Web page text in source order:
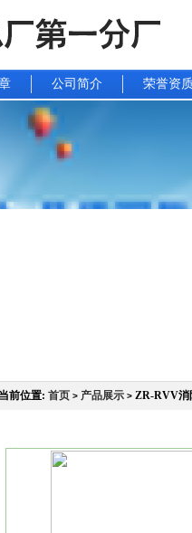
公司简介 荣誉资
当前位置: 首页 > 产品展示 > ZR-RVV消